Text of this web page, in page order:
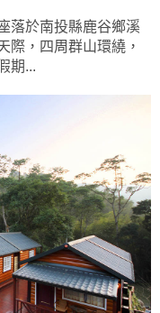
落於南投縣鹿谷鄉溪
際，四周群山環繞，
期...